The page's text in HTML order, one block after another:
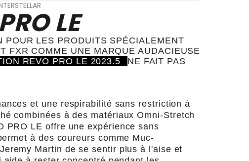
LE
POUR LES PRODUITS SPÉCIALEMENT
FXR COMME UNE MARQUE AUDACIEUSE
REVO PRO LE 2023.5
NE FAIT PAS
et une respirabilité sans restriction à
combinées à des matériaux Omni-Stretch
PRO LE offre une expérience sans
à des coureurs comme Muc-
Martin de se sentir plus à l'aise et